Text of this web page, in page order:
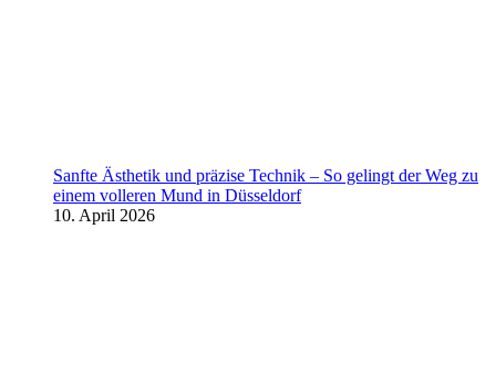
Sanfte Ästhetik und präzise Technik – So gelingt der Weg zu
einem volleren Mund in Düsseldorf
10. April 2026